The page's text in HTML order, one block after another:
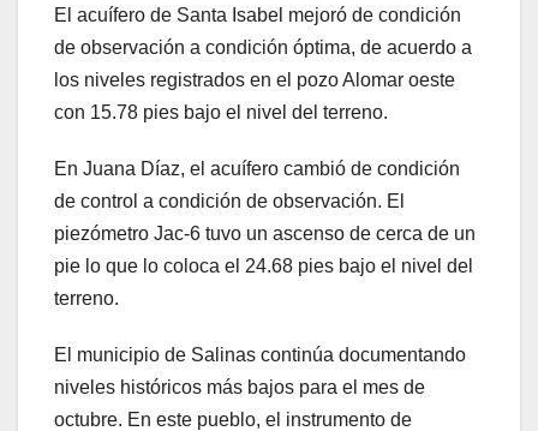
El acuífero de Santa Isabel mejoró de condición
de observación a condición óptima, de acuerdo a
los niveles registrados en el pozo Alomar oeste
con 15.78 pies bajo el nivel del terreno.
En Juana Díaz, el acuífero cambió de condición
de control a condición de observación. El
piezómetro Jac-6 tuvo un ascenso de cerca de un
pie lo que lo coloca el 24.68 pies bajo el nivel del
terreno.
El municipio de Salinas continúa documentando
niveles históricos más bajos para el mes de
octubre. En este pueblo, el instrumento de